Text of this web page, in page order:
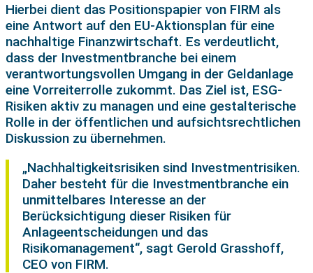
Hierbei dient das Positionspapier von FIRM als
eine Antwort auf den EU-Aktionsplan für eine
nachhaltige Finanzwirtschaft. Es verdeutlicht,
dass der Investmentbranche bei einem
verantwortungsvollen Umgang in der Geldanlage
eine Vorreiterrolle zukommt. Das Ziel ist, ESG-
Risiken aktiv zu managen und eine gestalterische
Rolle in der öffentlichen und aufsichtsrechtlichen
Diskussion zu übernehmen.
„Nachhaltigkeitsrisiken sind Investmentrisiken.
Daher besteht für die Investmentbranche ein
unmittelbares Interesse an der
Berücksichtigung dieser Risiken für
Anlageentscheidungen und das
Risikomanagement“, sagt Gerold Grasshoff,
CEO von FIRM.